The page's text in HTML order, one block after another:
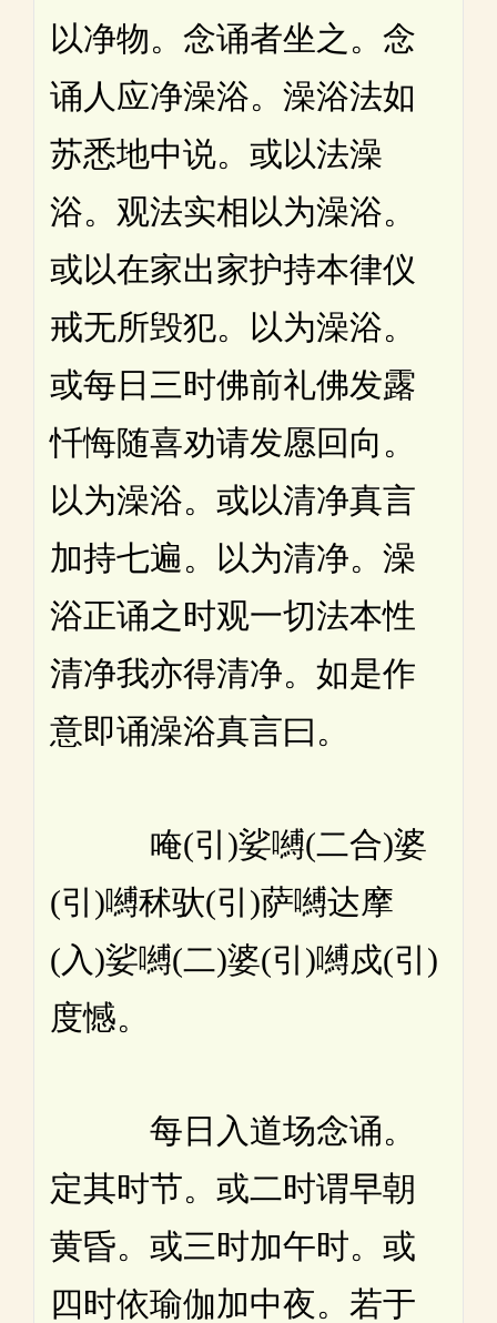
以净物。念诵者坐之。念
诵人应净澡浴。澡浴法如
苏悉地中说。或以法澡
浴。观法实相以为澡浴。
或以在家出家护持本律仪
戒无所毁犯。以为澡浴。
或每日三时佛前礼佛发露
忏悔随喜劝请发愿回向。
以为澡浴。或以清净真言
加持七遍。以为清净。澡
浴正诵之时观一切法本性
清净我亦得清净。如是作
意即诵澡浴真言曰。
唵(引)娑嚩(二合)婆
(引)嚩秫驮(引)萨嚩达摩
(入)娑嚩(二)婆(引)嚩戍(引)
度憾。
每日入道场念诵。
定其时节。或二时谓早朝
黄昏。或三时加午时。或
四时依瑜伽加中夜。若于